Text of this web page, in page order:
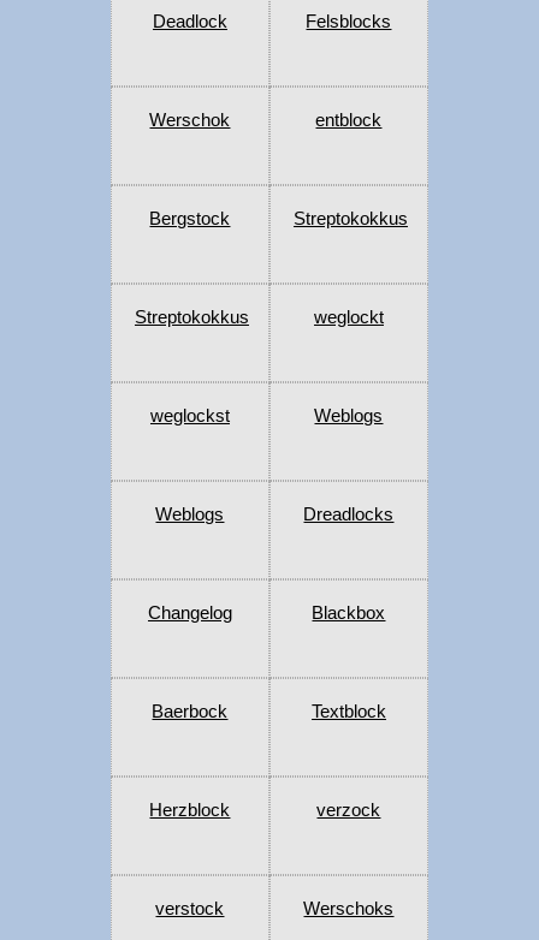
Deadlock Felsblocks
Werschok entblock
Bergstock Streptokokkus
Streptokokkus weglockt
weglockst Weblogs
Weblogs Dreadlocks
Changelog Blackbox
Baerbock Textblock
Herzblock verzock
verstock Werschoks